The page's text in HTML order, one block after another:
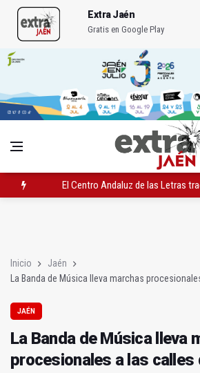
Extra Jaén
Gratis en Google Play
El Centro Andaluz de las Letras
Inicio
Jaén
La Banda de Música lleva marchas
JAÉN
La Banda de Música lleva
procesionales a las calles